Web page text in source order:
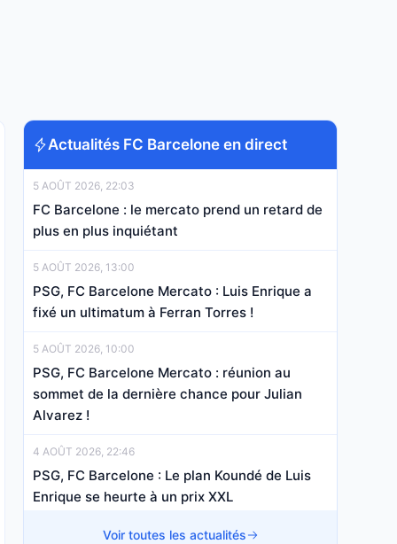
Actualités FC Barcelone en direct
5 AOÛT 2026, 22:03
FC Barcelone : le mercato prend un retard de
plus en plus inquiétant
5 AOÛT 2026, 13:00
PSG, FC Barcelone Mercato : Luis Enrique a
fixé un ultimatum à Ferran Torres !
5 AOÛT 2026, 10:00
PSG, FC Barcelone Mercato : réunion au
sommet de la dernière chance pour Julian
Alvarez !
4 AOÛT 2026, 22:46
PSG, FC Barcelone : Le plan Koundé de Luis
Enrique se heurte à un prix XXL
4 AOÛT 2026, 17:41Voir toutes les actualités